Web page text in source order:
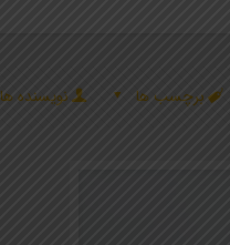
برچسب ها نویسنده ها